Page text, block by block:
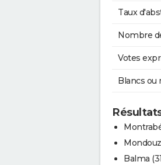
Taux
Nombre
Votes
Blancs ou
Balma